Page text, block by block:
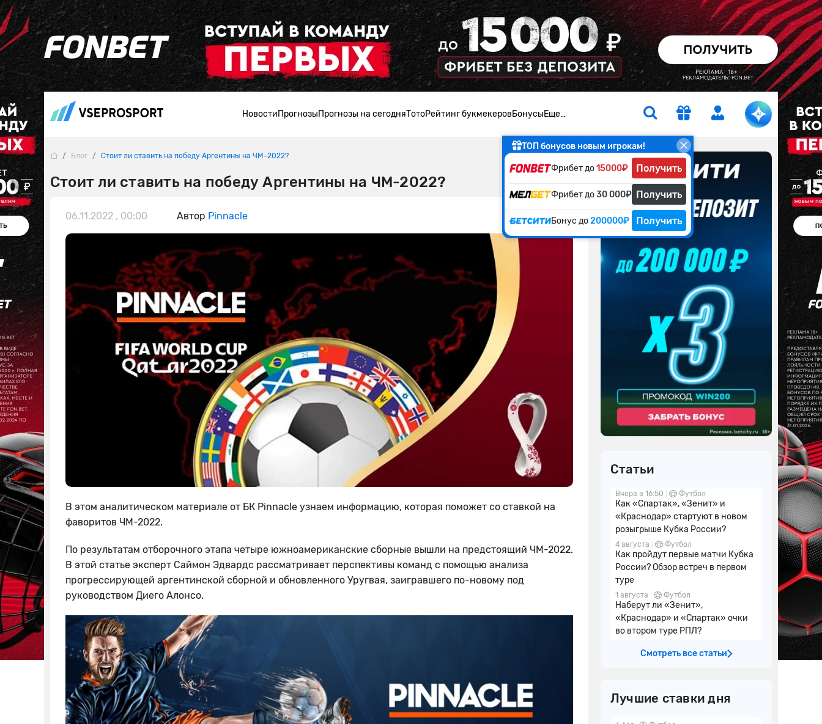
НовостиПрогнозыПрогнозы на сегодняТотоРейтинг букмекеровБонусыЕще…
ТОП бонусов новым игрокам!
Фрибет до15000₽ Получить
Фрибет до30 000₽ Получить
Бонус до200000₽ Получить
Стоит ли ставить на победу Аргентины на ЧМ-2022?
Блог Стоит ли ставить на победу Аргентины на ЧМ-2022?
Автор Pinnacle
06.11.2022 , 00:00
В этом аналитическом материале от БК Pinnacle узнаем информацию, которая поможет со ставкой на
фаворитов ЧМ-2022.
По результатам отборочного этапа четыре южноамериканские сборные вышли на предстоящий ЧМ-2022.
В этой статье эксперт Саймон Эдвардс рассматривает перспективы команд с помощью анализа
прогрессирующей аргентинской сборной и обновленного Уругвая, заигравшего по-новому под
руководством Диего Алонсо.
Статьи
Вчера в 16:50 Футбол
Как «Спартак», «Зенит» и
«Краснодар» стартуют в новом
розыгрыше Кубка России?
4 августа Футбол
Как пройдут первые матчи Кубка
России? Обзор встреч в первом
туре
1 августа Футбол
Наберут ли «Зенит»,
«Краснодар» и «Спартак» очки
во втором туре РПЛ?
Смотреть все статьи
Лучшие ставки дня